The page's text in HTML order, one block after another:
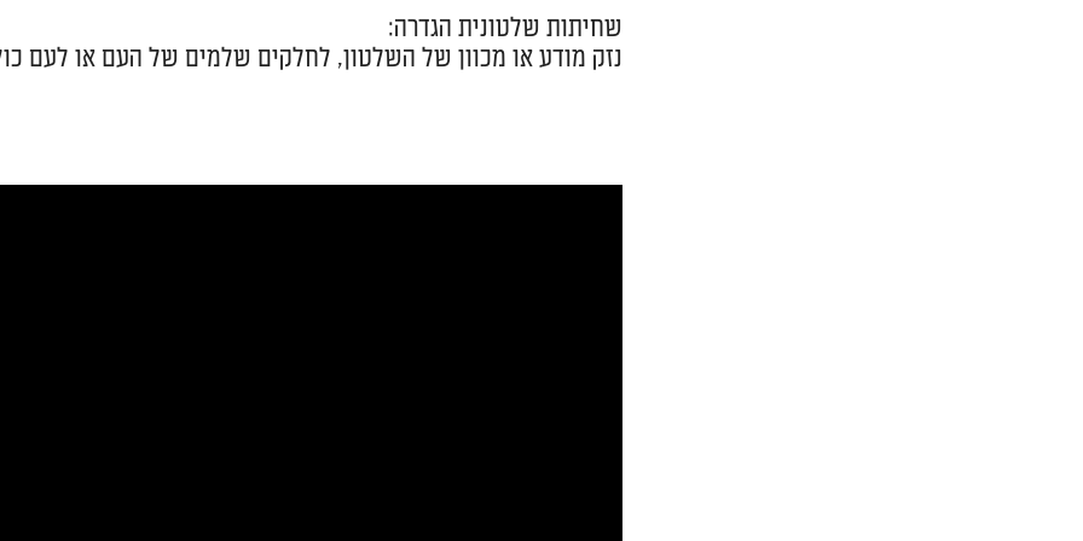
שחיתות שלטונית הגדרה:
נזק מודע או מכוון של השלטון, לחלקים שלמים של העם או לעם